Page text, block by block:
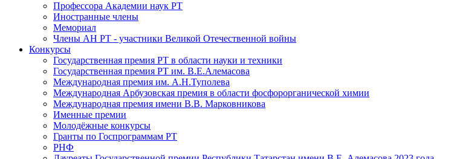
Профессора Академии наук РТ
Иностранные члены
Мемориал
Члены АН РТ - участники Великой Отечественной войны
Конкурсы
Государственная премия РТ в области науки и техники
Государственная премия РТ им. В.Е.Алемасова
Международная премия им. А.Н.Туполева
Международная Арбузовская премия в области фосфорорганической химии
Международная премия имени В.В. Марковникова
Именные премии
Молодёжные конкурсы
Гранты по Госпрограммам РТ
РНФ